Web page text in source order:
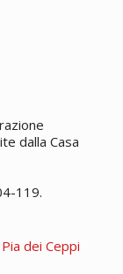
dalla Casa
119.
dei Ceppi